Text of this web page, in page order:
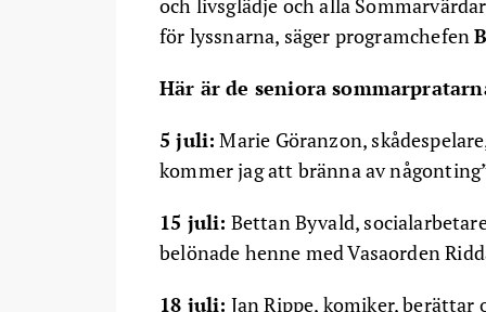
för lyssnarna, säger programchefen
Här är de seniora
5 juli: Marie Göranzon,
kommer jag att bränna av
15 juli: Bettan Byvald,
belönade henne med Vasaorden
18 juli: Jan Rippe, komiker,